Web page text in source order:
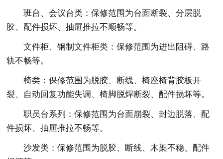
班台、会议台类：保修范围为台面断裂、分层脱
胶、配件损坏、抽屉推拉不顺畅等。
文件柜、钢制文件柜类：保修范围为进出阻碍、路
轨不畅等。
椅类：保修范围为脱胶、断线、椅座椅背胶板开
裂、自动回复功能失调、椅脚脱焊断裂、配件损坏等。
职员台系列：保修范围为台面崩裂、封边脱落、配
件损坏、抽屉推拉不畅等。
沙发类：保修范围为脱胶、断线、木架不稳、配件